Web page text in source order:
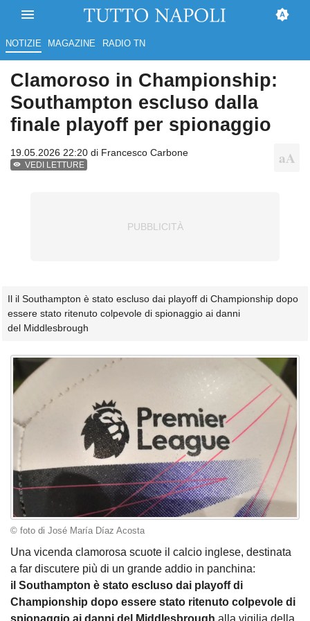
NOTIZIE MAGAZINE RADIO TN
Clamoroso in Championship:
Southampton escluso dalla
finale playoff per spionaggio
19.05.2026 22:20 di Francesco Carbone
VEDI LETTURE
Il il Southampton è stato escluso dai playoff di Championship dopo
essere stato ritenuto colpevole di spionaggio ai danni
del Middlesbrough
© foto di José María Díaz Acosta
Una vicenda clamorosa scuote il calcio inglese, destinata
a far discutere più di un grande addio in panchina:
il Southampton è stato escluso dai playoff di
Championship dopo essere stato ritenuto colpevole di